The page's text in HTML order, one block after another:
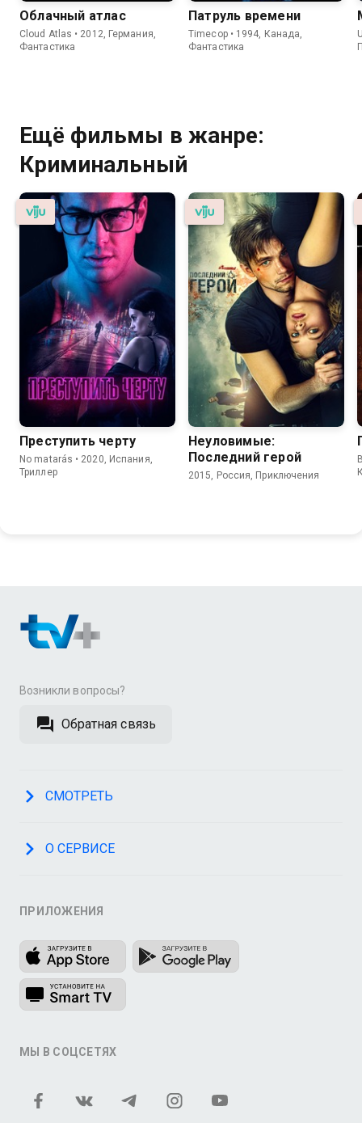
Облачный атлас
Cloud Atlas • 2012, Германия,
Фантастика
Патруль времени
Timecop • 1994, Канада,
Фантастика
Ещё фильмы в жанре:
Криминальный
Преступить черту
No matarás • 2020, Испания,
Триллер
Неуловимые:
Последний герой
2015, Россия, Приключения
Возникли вопросы?
Обратная связь
СМОТРЕТЬ
О СЕРВИСЕ
ПРИЛОЖЕНИЯ
МЫ В СОЦСЕТЯХ